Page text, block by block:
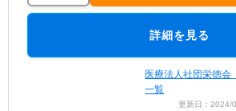
詳細を見る
医療法人社団栄徳
一覧
更新日：